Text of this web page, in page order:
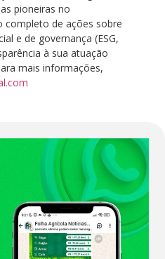
pioneiras no
completo de ações sobre
e de governança (ESG,
à sua atuação
mais informações,